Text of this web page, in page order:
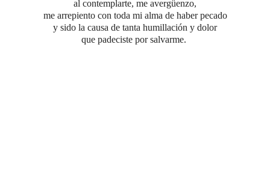
al contemplarte, me avergüenzo,
me arrepiento con toda mi alma de haber pecado
y sido la causa de tanta humillación y dolor
que padeciste por salvarme.